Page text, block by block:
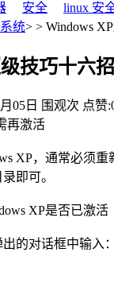
安全 linux 安
统> > Windows
技巧十六招
05日 围观次 点赞
再激活
XP，通常必须
即可。
XP是否已激活
的对话框中输入